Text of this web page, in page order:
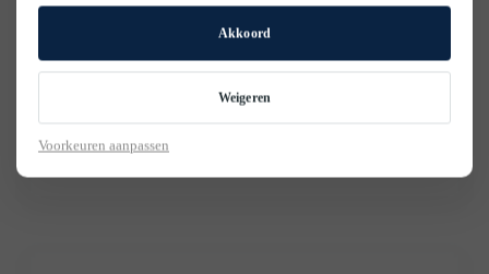
Akkoord
Weigeren
Voorkeuren aanpassen